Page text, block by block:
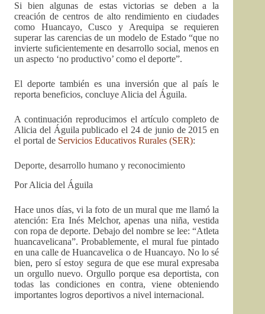
Si bien algunas de estas victorias se deben a la
creación de centros de alto rendimiento en ciudades
como Huancayo, Cusco y Arequipa se requieren
superar las carencias de un modelo de Estado “que no
invierte suficientemente en desarrollo social, menos en
un aspecto ‘no productivo’ como el deporte”.
El deporte también es una inversión que al país le
reporta beneficios, concluye Alicia del Águila.
A continuación reproducimos el artículo completo de
Alicia del Águila publicado el 24 de junio de 2015 en
el portal de Servicios Educativos Rurales (SER):
Deporte, desarrollo humano y reconocimiento
Por Alicia del Águila
Hace unos días, vi la foto de un mural que me llamó la
atención: Era Inés Melchor, apenas una niña, vestida
con ropa de deporte. Debajo del nombre se lee: “Atleta
huancavelicana”. Probablemente, el mural fue pintado
en una calle de Huancavelica o de Huancayo. No lo sé
bien, pero sí estoy segura de que ese mural expresaba
un orgullo nuevo. Orgullo porque esa deportista, con
todas las condiciones en contra, viene obteniendo
importantes logros deportivos a nivel internacional.